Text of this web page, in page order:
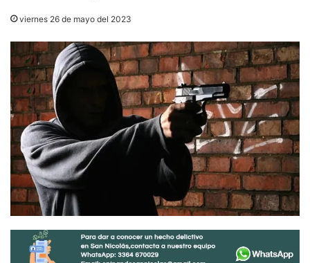
viernes 26 de mayo del 2023